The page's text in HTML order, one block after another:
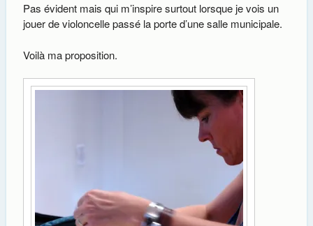
Pas évident mais qui m’inspire surtout lorsque je vois un
jouer de violoncelle passé la porte d’une salle municipale.
Voilà ma proposition.